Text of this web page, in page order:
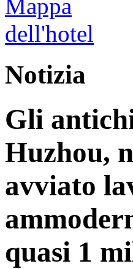
Notizia
Gli
Huzhou,
avviato
quasi 1